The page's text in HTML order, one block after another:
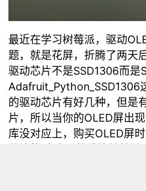
最近在学习树莓派，驱动
题，就是花屏，折腾了两天
驱动芯片不是SSD1306而是
Adafruit_Python_SSD1306
的驱动芯片有好几种，但是
片，所以当你的OLED屏出
库没对应上，购买OLED屏